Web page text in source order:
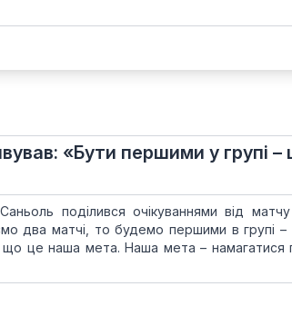
«Бути першими у групі –
поділився очікуваннями від
два матчі, то будемо першими в групі
це наша мета. Наша мета – намагатися